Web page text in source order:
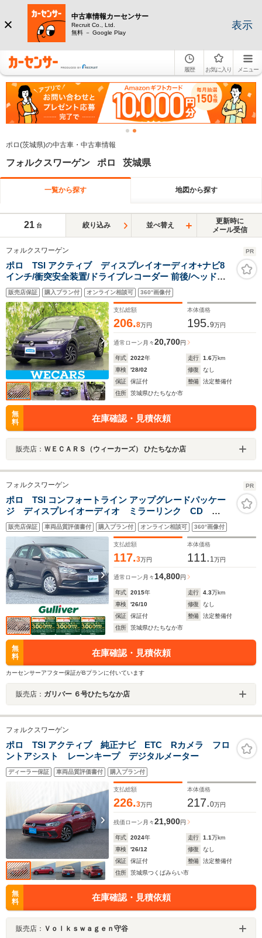
中古車情報カーセンサー
Recruit Co., Ltd.
無料 － Google Play
表示
履歴 お気に入り メニュー
ポロ(茨城県)の中古車・中古車情報
フォルクスワーゲン ポロ 茨城県
一覧から探す 地図から探す
21 台 絞り込み 並べ替え
更新時に
メール受信
フォルクスワーゲン PR
ポロ TSI アクティブ ディスプレイオーディオ+ナビ8
インチ/衝突安全装置/ドライブレコーダー 前後/ヘッドラ
ンプ LED/USBジャック/Bluetooth接続/ETC2.0/EBD付
ABS
販売店保証 購入プラン付 オンライン相談可 360°画像付
支払総額
206.8万円
本体価格
195.9万円
通常ローン 月々20,700円
年式 2022年 走行 1.6万km
車検
'28/02 修復
なし
保証
保証付 整備
法定整備付
住所
茨城県ひたちなか市
無
料
在庫確認・見積依頼
販売店： ＷＥＣＡＲＳ（ウィーカーズ） ひたちなか店
フォルクスワーゲン PR
ポロ TSI コンフォートライン アップグレードパッケー
ジ ディスプレイオーディオ ミラーリンク CD
AUX BT USB キーレス DSG EPC フロアマッ
ト サイドSRS ウィンカーミラー ホイールキャッ
プ ターボ車
販売店保証 車両品質評価書付 購入プラン付 オンライン相談可 360°画像付
支払総額
117.3万円
本体価格
111. 1万円
通常ローン 月々14,800円
年式 2015年 走行 4.3万km
車検
'26/10 修復
なし
保証
保証付 整備
法定整備付
住所
茨城県ひたちなか市
無
料
在庫確認・見積依頼
カーセンサーアフター保証がBプランに付いています
販売店： ガリバー ６号ひたちなか店
フォルクスワーゲン
ポロ TSI アクティブ 純正ナビ ETC Rカメラ フロ
ントアシスト レーンキープ デジタルメーター
ディーラー保証 車両品質評価書付 購入プラン付
支払総額
226.3万円
本体価格
217.0万円
残価ローン 月々21,900円
年式 2024年 走行 1.1万km
車検
'26/12 修復
なし
保証
保証付 整備
法定整備付
住所
茨城県つくばみらい市
無
料
在庫確認・見積依頼
販売店： Ｖｏｌｋｓｗａｇｅｎ守谷